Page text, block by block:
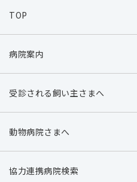
TOP
病院案内
受診される飼い主さまへ
動物病院さまへ
協力連携病院検索